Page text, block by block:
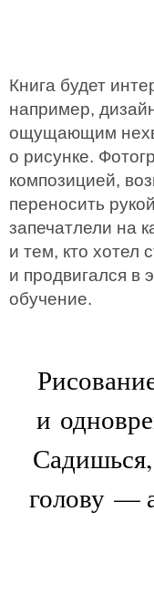
Книга будет
например,
ощущающим
о рисунке.
композицией,
переносить
запечатлели на
и тем, кто хотел
и продвигался в
обучение.
и
голову —